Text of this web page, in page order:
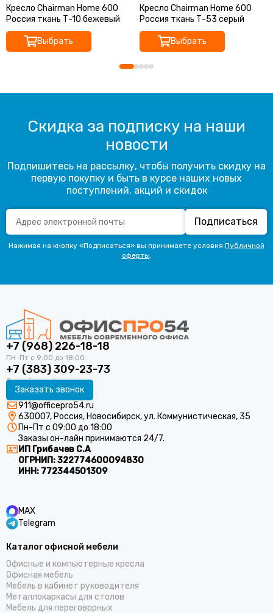
Кресло Chairman Home 600
Россия ткань Т-10 бежевый
Выбрать
Кресло Chairman Home 600
Россия ткань Т-53 серый
Выбрать
Скидка за подписку на наши
новости
Подпишитесь на рассылку, чтобы получить скидку на
первую покупку и быть в курсе наших новых
поступлений, акций и скидок
Подписаться
Нажимая на кнопку «Подписаться» вы принимаете условия Публичной
оферты.
+7 (968) 226-18-18
+7 (383) 309-23-73
Заказать звонок
911@officepro54.ru
630007, Россия, Новосибирск, ул. Коммунистическая, 35
Пн-Пт с 09:00 до 18:00
Заказы он-лайн принимаются 24/7.
ИП Грибачев С.А
ОГРНИП:322774600094830
ИНН: 772344501309
MAX
Telegram
Каталог офисной мебели
Офисные и компьютерные кресла
Офисная мебель
Мебель в кабинет руководителя
Металлокаркасы для столов
Мебель для переговорных